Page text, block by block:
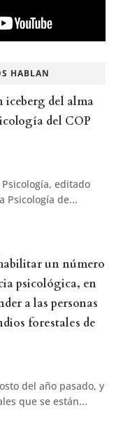
HABLAN
iceberg del alma
del COP
editado
Psicología de...
un número
psicológica, en
a las personas
forestales de
del año pasado, y
que se están...